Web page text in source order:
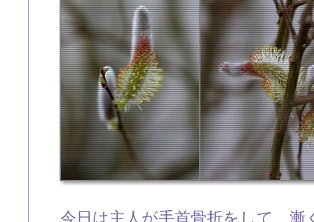
今日は主人が手首骨折をして、